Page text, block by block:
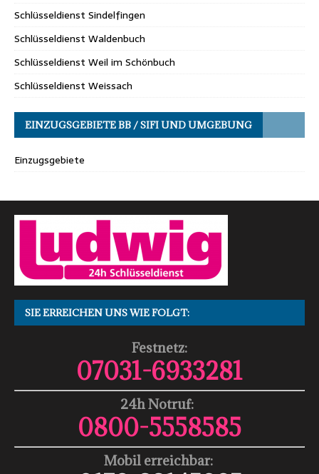
Schlüsseldienst Sindelfingen
Schlüsseldienst Waldenbuch
Schlüsseldienst Weil im Schönbuch
Schlüsseldienst Weissach
EINZUGSGEBIETE BB / SIFI UND UMGEBUNG
Einzugsgebiete
SIE ERREICHEN UNS WIE FOLGT:
Festnetz:
07031-6933281
24h Notruf:
0800-5558585
Mobil erreichbar: